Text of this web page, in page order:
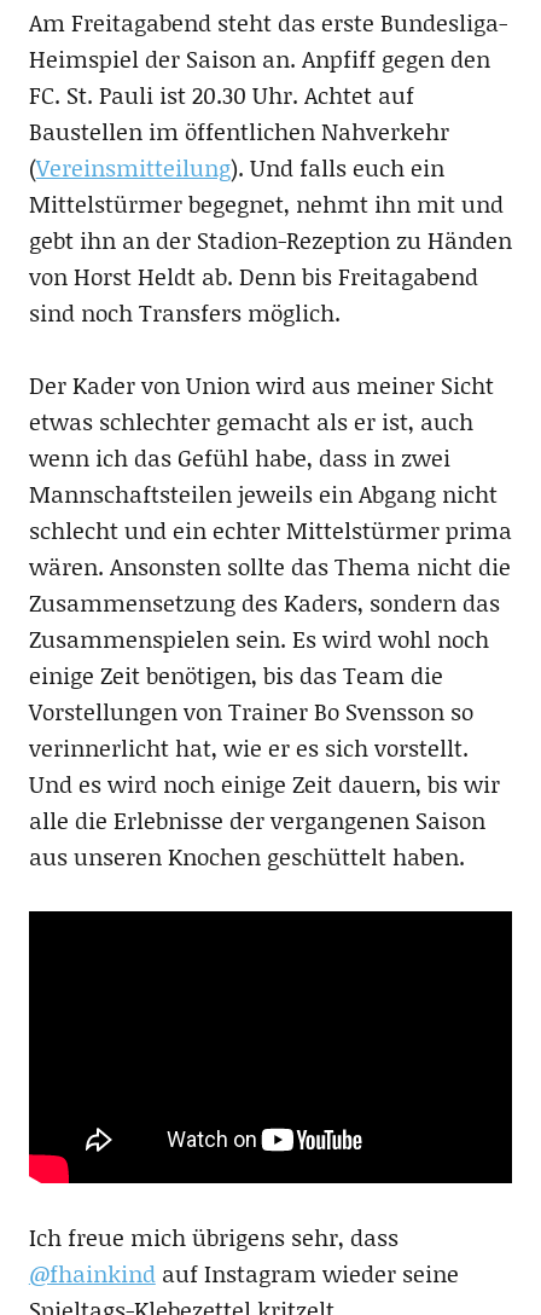
Am Freitagabend steht das erste Bundesliga-
Heimspiel der Saison an. Anpfiff gegen den
FC. St. Pauli ist 20.30 Uhr. Achtet auf
Baustellen im öffentlichen Nahverkehr
(Vereinsmitteilung). Und falls euch ein
Mittelstürmer begegnet, nehmt ihn mit und
gebt ihn an der Stadion-Rezeption zu Händen
von Horst Heldt ab. Denn bis Freitagabend
sind noch Transfers möglich.
Der Kader von Union wird aus meiner Sicht
etwas schlechter gemacht als er ist, auch
wenn ich das Gefühl habe, dass in zwei
Mannschaftsteilen jeweils ein Abgang nicht
schlecht und ein echter Mittelstürmer prima
wären. Ansonsten sollte das Thema nicht die
Zusammensetzung des Kaders, sondern das
Zusammenspielen sein. Es wird wohl noch
einige Zeit benötigen, bis das Team die
Vorstellungen von Trainer Bo Svensson so
verinnerlicht hat, wie er es sich vorstellt.
Und es wird noch einige Zeit dauern, bis wir
alle die Erlebnisse der vergangenen Saison
aus unseren Knochen geschüttelt haben.
Ich freue mich übrigens sehr, dass
@fhainkindauf Instagram wieder seine